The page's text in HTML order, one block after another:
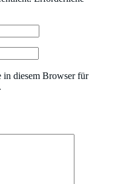
in diesem Browser für